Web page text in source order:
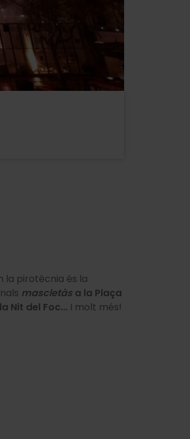
la pirotècnia és la
mascletàs a la Plaça
la Nit del Foc... I molt més!